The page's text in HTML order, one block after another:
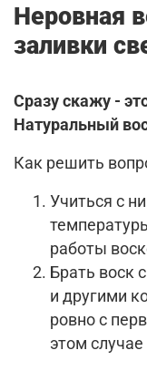
Неровная
заливки
Сразу скажу -
Натуральный
Как решить
Учиться с
работы
Брать воск
и другими
ровно с
этом